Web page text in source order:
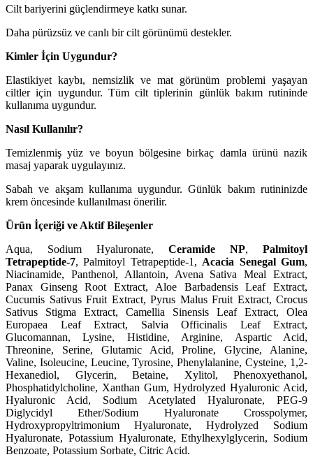
Cilt bariyerini güçlendirmeye katkı sunar.
Daha pürüzsüz ve canlı bir cilt görünümü destekler.
Kimler İçin Uygundur?
Elastikiyet kaybı, nemsizlik ve mat görünüm problemi yaşayan
ciltler için uygundur. Tüm cilt tiplerinin günlük bakım rutininde
kullanıma uygundur.
Nasıl Kullanılır?
Temizlenmiş yüz ve boyun bölgesine birkaç damla ürünü nazik
masaj yaparak uygulayınız.
Sabah ve akşam kullanıma uygundur. Günlük bakım rutininizde
krem öncesinde kullanılması önerilir.
Ürün İçeriği ve Aktif Bileşenler
Aqua, Sodium Hyaluronate, Ceramide NP, Palmitoyl
Tetrapeptide-7, Palmitoyl Tetrapeptide-1, Acacia Senegal Gum,
Niacinamide, Panthenol, Allantoin, Avena Sativa Meal Extract,
Panax Ginseng Root Extract, Aloe Barbadensis Leaf Extract,
Cucumis Sativus Fruit Extract, Pyrus Malus Fruit Extract, Crocus
Sativus Stigma Extract, Camellia Sinensis Leaf Extract, Olea
Europaea Leaf Extract, Salvia Officinalis Leaf Extract,
Glucomannan, Lysine, Histidine, Arginine, Aspartic Acid,
Threonine, Serine, Glutamic Acid, Proline, Glycine, Alanine,
Valine, Isoleucine, Leucine, Tyrosine, Phenylalanine, Cysteine, 1,2-
Hexanediol, Glycerin, Betaine, Xylitol, Phenoxyethanol,
Phosphatidylcholine, Xanthan Gum, Hydrolyzed Hyaluronic Acid,
Hyaluronic Acid, Sodium Acetylated Hyaluronate, PEG-9
Diglycidyl Ether/Sodium Hyaluronate Crosspolymer,
Hydroxypropyltrimonium Hyaluronate, Hydrolyzed Sodium
Hyaluronate, Potassium Hyaluronate, Ethylhexylglycerin, Sodium
Benzoate, Potassium Sorbate, Citric Acid.